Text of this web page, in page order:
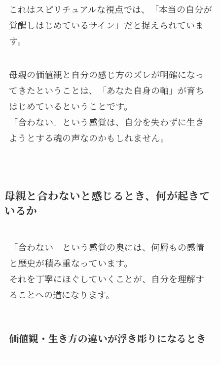
これはスピリチュアルな視点では、「本当の自分が
覚醒しはじめているサイン」だと捉えられていま
す。
母親の価値観と自分の感じ方のズレが明確になっ
てきたということは、「あなた自身の軸」が育ち
はじめているということです。
「合わない」という感覚は、自分を失わずに生き
ようとする魂の声なのかもしれません。
母親と合わないと感じるとき、何が起きて
いるか
「合わない」という感覚の奥には、何層もの感情
と歴史が積み重なっています。
それを丁寧にほぐしていくことが、自分を理解す
ることへの道になります。
価値観・生き方の違いが浮き彫りになるとき